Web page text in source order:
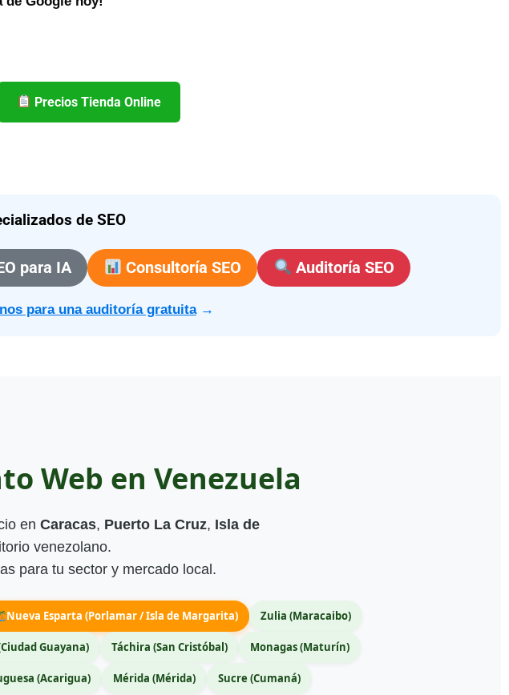
Precios Tienda Online
de SEO
para IA Consultoría SEO Auditoría SEO
para una auditoría gratuita→
Web en Venezuela
en Caracas, Puerto La Cruz, Isla de
venezolano.
para tu sector y mercado local.
Nueva Esparta (Porlamar / Isla de Margarita) Zulia (Maracaibo)
Guayana) Táchira (San Cristóbal) Monagas (Maturín)
(Acarigua) Mérida (Mérida) Sucre (Cumaná)